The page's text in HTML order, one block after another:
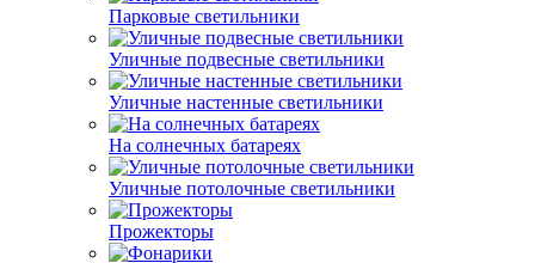
Парковые светильники
Уличные подвесные светильники
Уличные настенные светильники
На солнечных батареях
Уличные потолочные светильники
Прожекторы